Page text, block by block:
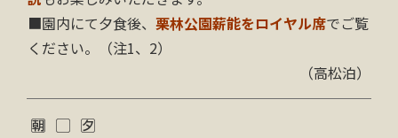
■園内にて夕食後、 栗林公園薪能をロイヤル席でご覧
ください。（注1、2）
（高松泊）